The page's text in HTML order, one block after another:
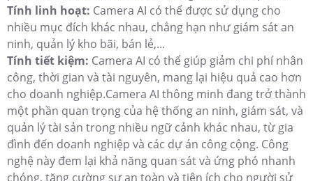
Tính linh hoạt: Camera AI có thể được sử dụng cho
nhiều mục đích khác nhau, chẳng hạn như giám sát an
ninh, quản lý kho bãi, bán lẻ,...
Tính tiết kiệm: Camera AI có thể giúp giảm chi phí nhân
công, thời gian và tài nguyên, mang lại hiệu quả cao hơn
cho doanh nghiệp.Camera AI thông minh đang trở thành
một phần quan trọng của hệ thống an ninh, giám sát, và
quản lý tài sản trong nhiều ngữ cảnh khác nhau, từ gia
đình đến doanh nghiệp và các dự án công cộng. Công
nghệ này đem lại khả năng quan sát và ứng phó nhanh
chóng, tăng cường sự an toàn và tiện ích cho người sử